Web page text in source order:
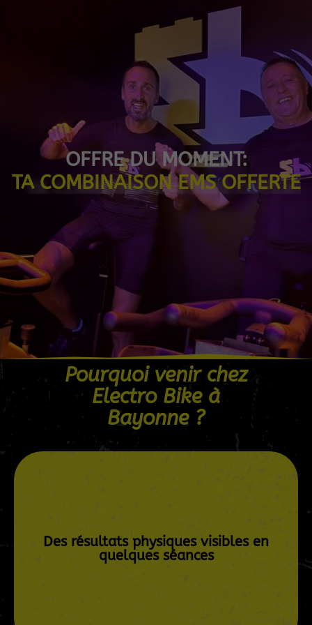
OFFRE DU MOMENT:
TA COMBINAISON EMS OFFERTE
Pourquoi venir chez
Electro Bike à
Bayonne ?
Des résultats physiques visibles en
quelques séances
muscles en profondeur.